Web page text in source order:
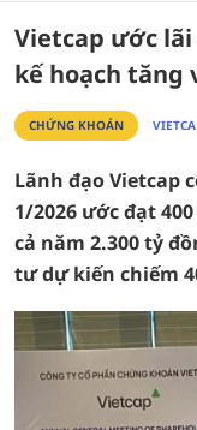
Vietcap ước lãi
kế hoạch tăng
CHỨNG KHOÁN
Lãnh đạo Vietcap
1/2026 ước đạt
cả năm 2.300 tỷ
tư dự kiến chiếm